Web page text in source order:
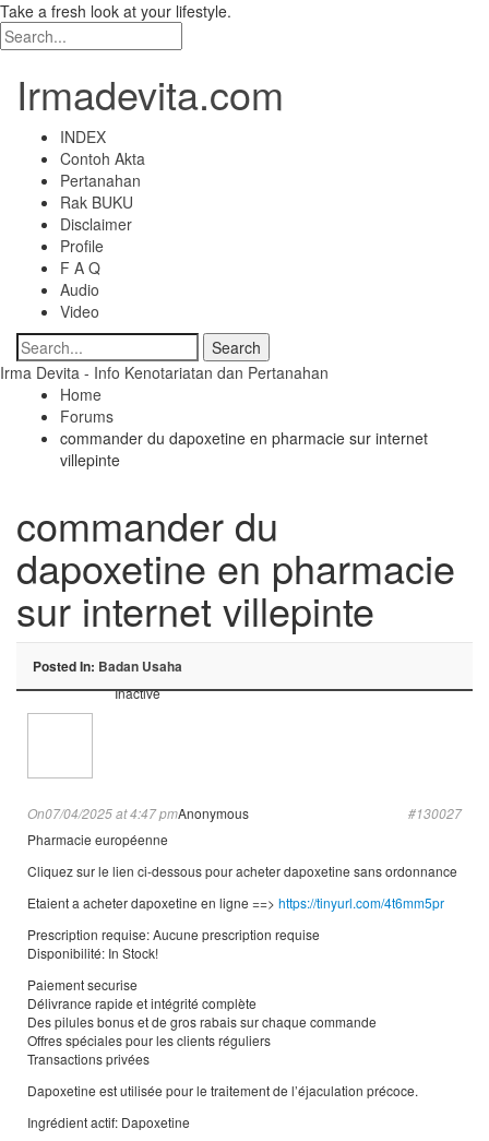
Take a fresh look at your lifestyle.
Irmadevita.com
INDEX
Contoh Akta
Pertanahan
Rak BUKU
Disclaimer
Profile
F A Q
Audio
Video
Irma Devita - Info Kenotariatan dan Pertanahan
Home
Forums
commander du dapoxetine en pharmacie sur internet
villepinte
commander du
dapoxetine en pharmacie
sur internet villepinte
Posted In: Badan Usaha
Inactive
Anonymous
On07/04/2025 at 4:47 pm
#130027
Pharmacie européenne
Cliquez sur le lien ci-dessous pour acheter dapoxetine sans ordonnance
Etaient a acheter dapoxetine en ligne ==> https://tinyurl.com/4t6mm5pr
Prescription requise: Aucune prescription requise
Disponibilité: In Stock!
Paiement securise
Délivrance rapide et intégrité complète
Des pilules bonus et de gros rabais sur chaque commande
Offres spéciales pour les clients réguliers
Transactions privées
Dapoxetine est utilisée pour le traitement de l’éjaculation précoce.
Ingrédient actif: Dapoxetine